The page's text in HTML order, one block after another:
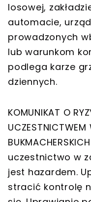
losowej,
automacie,
prowadzonych
lub warunkom
podlega karze
dziennych.
KOMUNIKAT O
UCZESTNICTWEM
uczestnictwo w
jest hazardem.
stracić kontrolę